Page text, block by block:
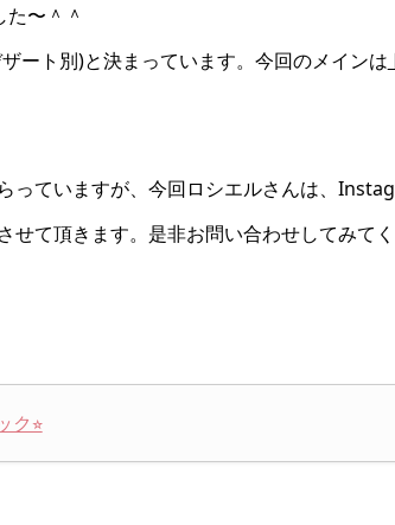
〜＾＾
ート別)と決まっています。今回のメインは
っていますが、今回ロシエルさんは、
せて頂きます。是非お問い合わせしてみて
ク⭐︎